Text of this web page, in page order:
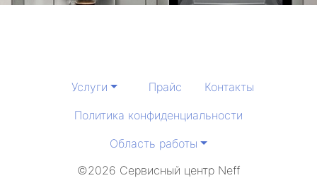
Услуги Прайс
Контакты
Политика конфиденциальности
Область работы
©2026 Сервисный центр Neff